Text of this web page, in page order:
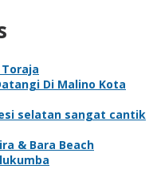
Di Malino Kota
selatan sangat cantik
& Bara Beach